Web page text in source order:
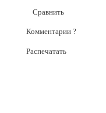
Сравнить
Комментарии ?
Распечатать